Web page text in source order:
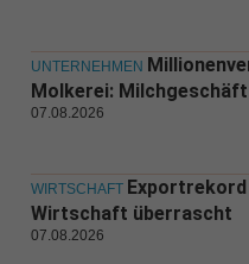
UNTERNEHMEN
Molkerei:
07.08.2026
WIRTSCHAFT
Wirtschaft überrascht
07.08.2026